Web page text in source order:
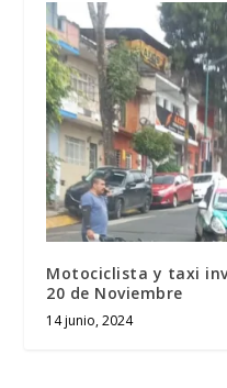
Motociclista y taxi
20 de Noviembre
14 junio, 2024